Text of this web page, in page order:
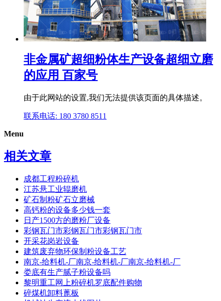
非金属矿超细粉体生产设备超细立磨
的应用 百家号
由于此网站的设置,我们无法提供该页面的具体描述。
联系电话: 180 3780 8511
Menu
相关文章
成都工程粉碎机
江苏悬工业辊磨机
矿石制粉矿石立磨械
高钙粉的设备多少钱一套
日产1500方的磨粉厂设备
彩钢瓦门市彩钢瓦门市彩钢瓦门市
开采花岗岩设备
建筑废弃物环保制粉设备工艺
南京-给料机-厂南京-给料机-厂南京-给料机-厂
娄底有生产腻子粉设备吗
黎明重工网上粉碎机罗底配件购物
碎煤机卸料蓖板